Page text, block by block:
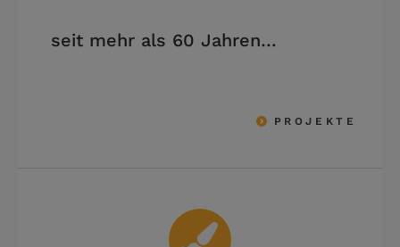
seit mehr als 60 Jahren…
PROJEKTE